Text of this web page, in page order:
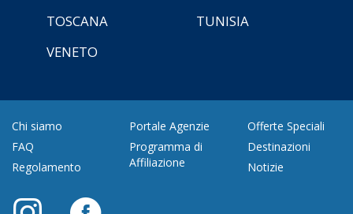
TOSCANA
TUNISIA
VENETO
Chi siamo
FAQ
Regolamento
Portale Agenzie
Programma di
Affiliazione
Offerte Speciali
Destinazioni
Notizie